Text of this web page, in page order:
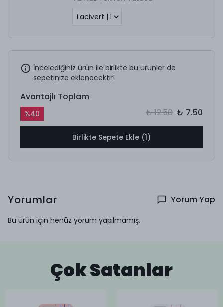
İncelediğiniz ürün ile birlikte bu ürünler de
sepetinize eklenecektir!
Avantajlı Toplam
%40 ₺ 12.50 ₺ 7.50
Birlikte Sepete Ekle (1)
Yorumlar Yorum Yap
Bu ürün için henüz yorum yapılmamış.
Çok Satanlar